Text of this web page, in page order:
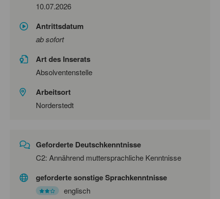
10.07.2026
Antrittsdatum
ab sofort
Art des Inserats
Absolventenstelle
Arbeitsort
Norderstedt
Geforderte Deutschkenntnisse
C2: Annährend muttersprachliche Kenntnisse
geforderte sonstige Sprachkenntnisse
englisch